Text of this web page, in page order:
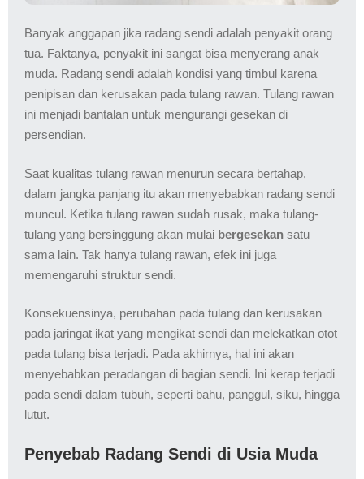
Banyak anggapan jika radang sendi adalah penyakit orang
tua. Faktanya, penyakit ini sangat bisa menyerang anak
muda. Radang sendi adalah kondisi yang timbul karena
penipisan dan kerusakan pada tulang rawan. Tulang rawan
ini menjadi bantalan untuk mengurangi gesekan di
persendian.
Saat kualitas tulang rawan menurun secara bertahap,
dalam jangka panjang itu akan menyebabkan radang sendi
muncul. Ketika tulang rawan sudah rusak, maka tulang-
tulang yang bersinggung akan mulai bergesekan satu
sama lain. Tak hanya tulang rawan, efek ini juga
memengaruhi struktur sendi.
Konsekuensinya, perubahan pada tulang dan kerusakan
pada jaringat ikat yang mengikat sendi dan melekatkan otot
pada tulang bisa terjadi. Pada akhirnya, hal ini akan
menyebabkan peradangan di bagian sendi. Ini kerap terjadi
pada sendi dalam tubuh, seperti bahu, panggul, siku, hingga
lutut.
Penyebab Radang Sendi di Usia Muda